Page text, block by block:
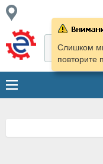
Слишком
повторите